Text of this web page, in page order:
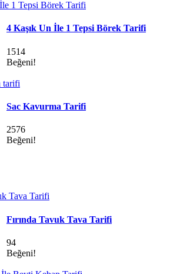
4 Kaşık Un İle 1 Tepsi Börek Tarifi
1514
Beğeni!
Sac Kavurma Tarifi
2576
Beğeni!
Fırında Tavuk Tava Tarifi
94
Beğeni!